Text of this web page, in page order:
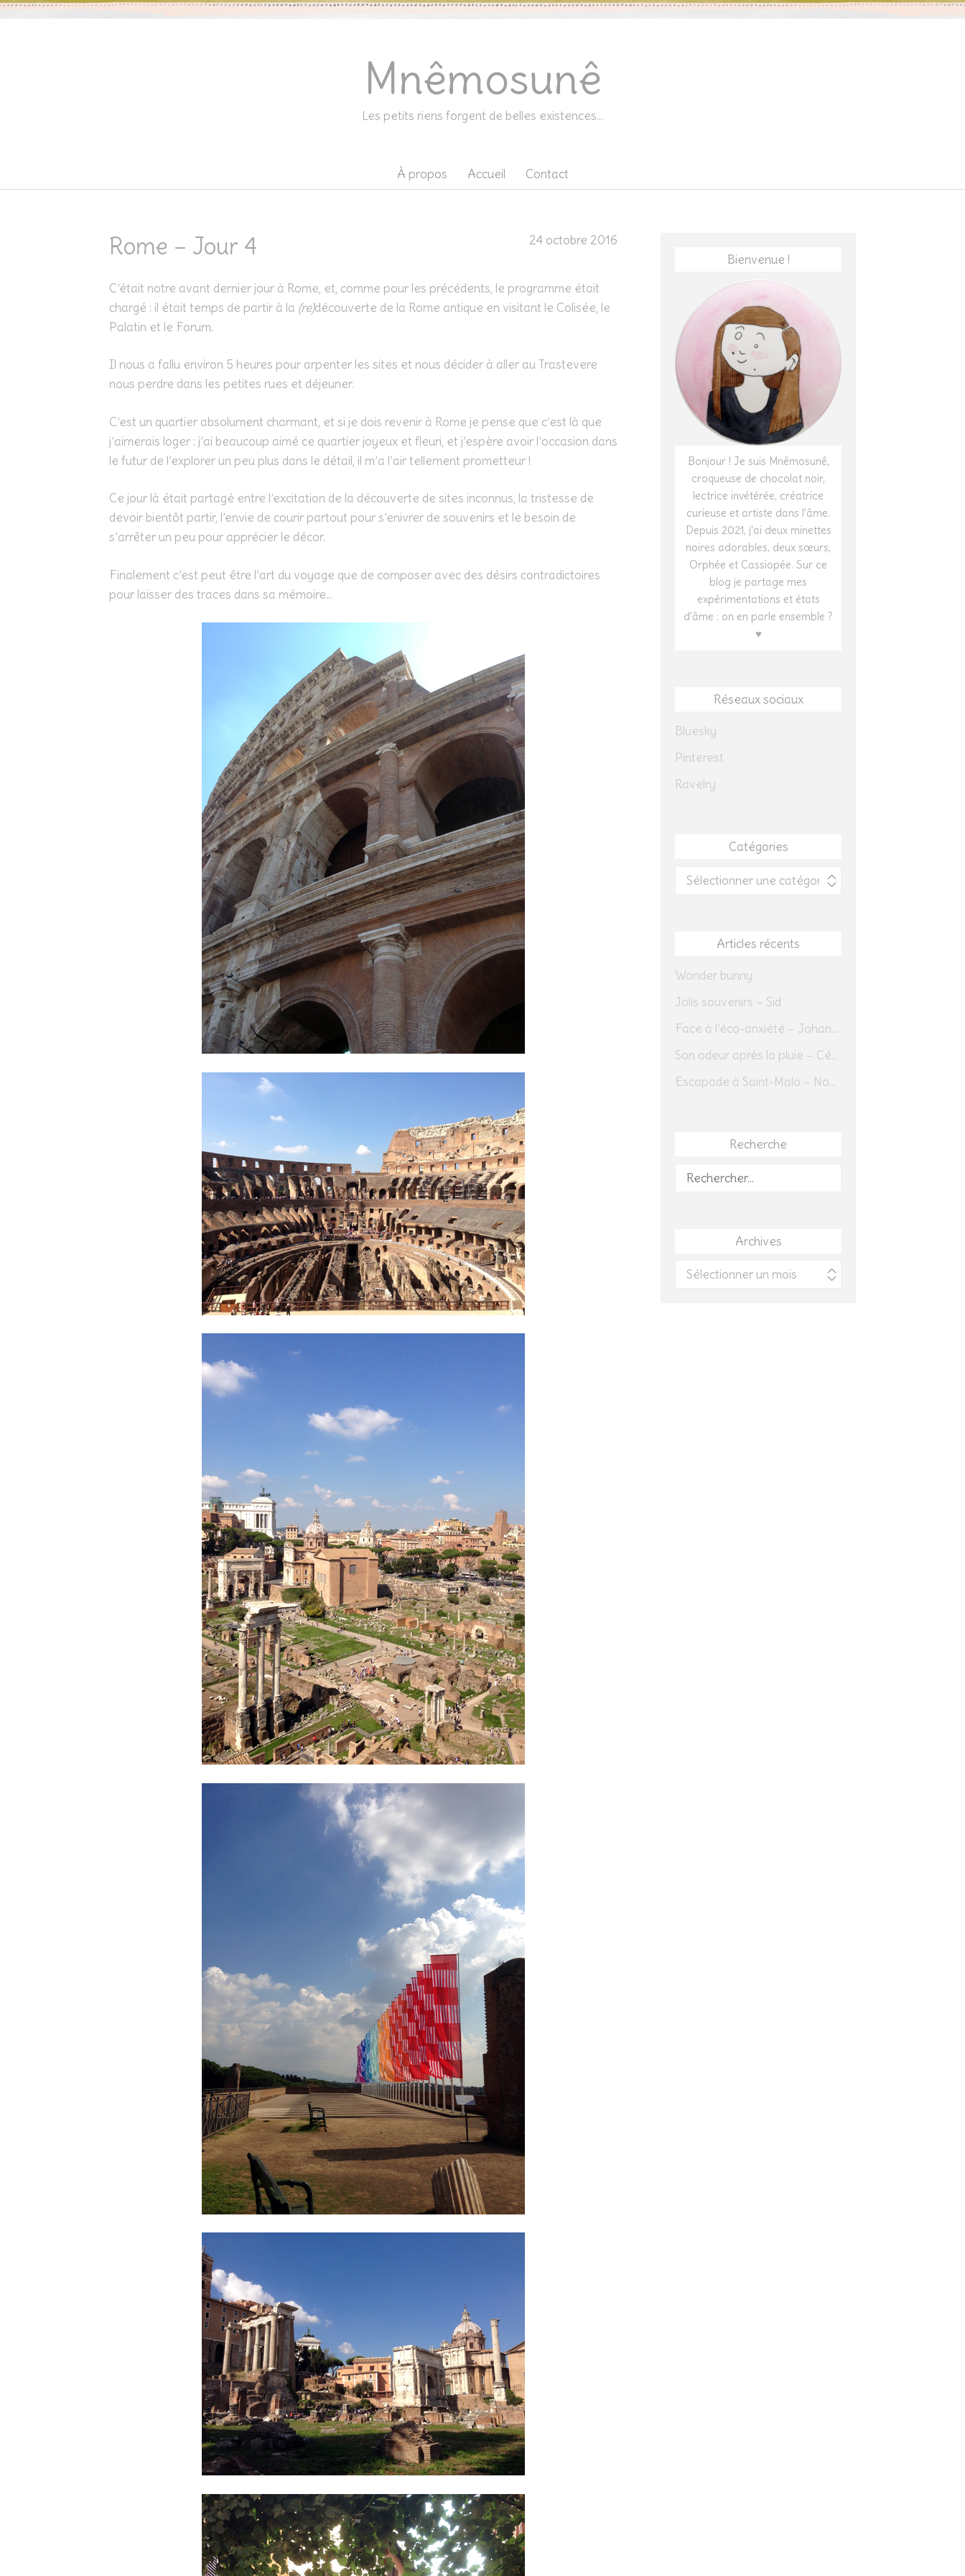
Mnêmosunê
Les petits riens forgent de belles existences…
À propos Accueil Contact
Rome – Jour 4 24 octobre 2016
C’était notre avant dernier jour à Rome, et, comme pour les précédents, le programme était
chargé : il était temps de partir à la (re)découverte de la Rome antique en visitant le Colisée, le
Palatin et le Forum.
Il nous a fallu environ 5 heures pour arpenter les sites et nous décider à aller au Trastevere
nous perdre dans les petites rues et déjeuner.
C’est un quartier absolument charmant, et si je dois revenir à Rome je pense que c’est là que
j’aimerais loger : j’ai beaucoup aimé ce quartier joyeux et fleuri, et j’espère avoir l’occasion dans
le futur de l’explorer un peu plus dans le détail, il m’a l’air tellement prometteur !
Ce jour là était partagé entre l’excitation de la découverte de sites inconnus, la tristesse de
devoir bientôt partir, l’envie de courir partout pour s’enivrer de souvenirs et le besoin de
s’arrêter un peu pour apprécier le décor.
Finalement c’est peut être l’art du voyage que de composer avec des désirs contradictoires
pour laisser des traces dans sa mémoire…
Bienvenue !
Bonjour ! Je suis Mnêmosunê,
croqueuse de chocolat noir,
lectrice invétérée, créatrice
curieuse et artiste dans l'âme.
Depuis 2021, j'ai deux minettes
noires adorables, deux sœurs,
Orphée et Cassiopée. Sur ce
blog je partage mes
expérimentations et états
d'âme : on en parle ensemble ?
♥
Réseaux sociaux
Bluesky
Pinterest
Ravelry
Catégories
Catégories
Articles récents
Wonder bunny
Jolis souvenirs – Sid
Face à l’éco-anxiété – Johannes Herrmann
Son odeur après la pluie – Cédric Sapin-Defour
Escapade à Saint-Malo – Novembre 2025 – Jour 1
Recherche
Rechercher :
Archives
Archives